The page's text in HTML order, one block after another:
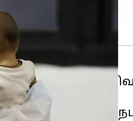
19வழக்குகள்
பொருத்தமான